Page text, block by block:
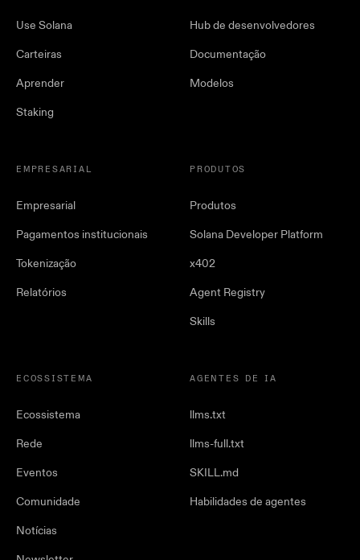
Use Solana
Carteiras
Aprender
Staking
Hub de desenvolvedores
Documentação
Modelos
EMPRESARIAL
Empresarial
Pagamentos institucionais
Tokenização
Relatórios
PRODUTOS
Produtos
Solana Developer Platform
x402
Agent Registry
Skills
ECOSSISTEMA
Ecossistema
Rede
Eventos
Comunidade
Notícias
AGENTES DE IA
llms.txt
llms-full.txt
SKILL.md
Habilidades de agentes